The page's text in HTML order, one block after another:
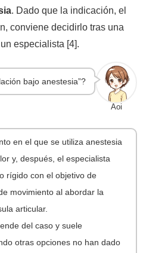
. Dado que la indicación, el
conviene decidirlo tras una
especialista [4].
Aoi
bajo anestesia”?
en el que se utiliza anestesia
y, después, el especialista
rígido con el objetivo de
movimiento al abordar la
articular.
del caso y suele
otras opciones no han dado